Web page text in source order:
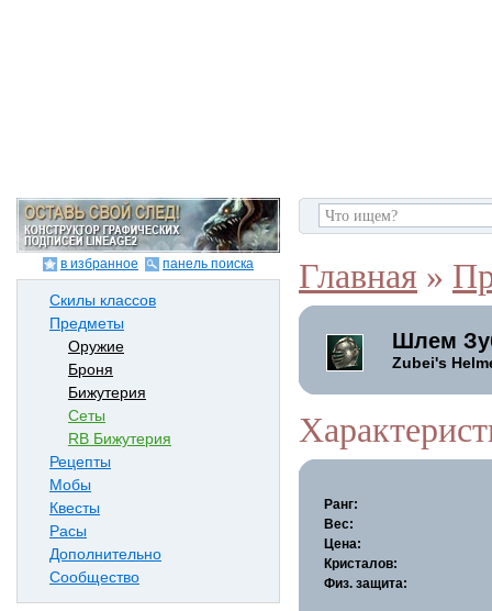
в избранное панель поиска
Скилы классов
Предметы
Оружие
Броня
Бижутерия
Сеты
RB Бижутерия
Рецепты
Мобы
Квесты
Расы
Дополнительно
Сообщество
Главная »
Шлем
Zubei's
Ранг:
Вес:
Цена:
Кристалов:
Физ. защита: